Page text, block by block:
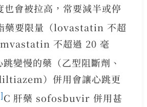
會被拉高，常要減半或停
藥要限量（lovastatin 不超
不超過 20 毫
跳變慢的藥（乙型阻斷劑、
）併用會讓心跳更
C 肝藥 sofosbuvir 併用甚